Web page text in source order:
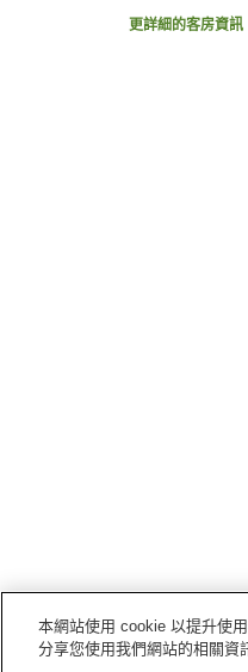
更詳細的客房資訊
主頁 日本
本網站使用 cookie 以提升使
分享您使用我們網站的相關資